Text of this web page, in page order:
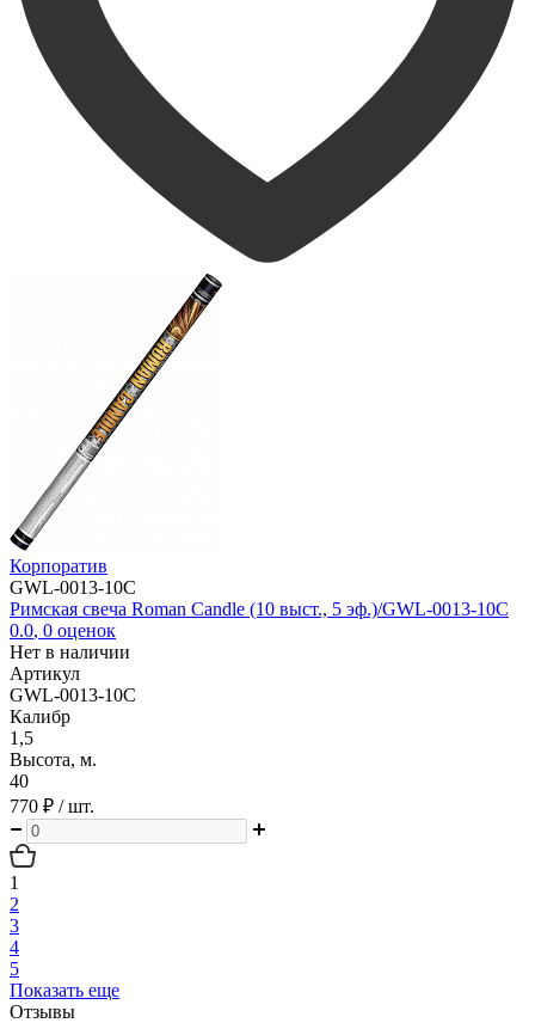
Корпоратив
GWL-0013-10C
Римская свеча Roman Candle (10 выст., 5 эф.)/GWL-0013-10C
0.0, 0 оценок
Нет в наличии
Артикул
GWL-0013-10C
Калибр
1,5
Высота, м.
40
770 ₽ / шт.
1
2
3
4
5
Показать еще
Отзывы